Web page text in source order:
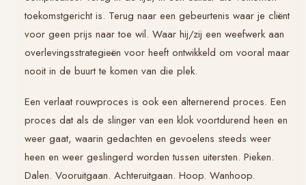
toekomstgericht is. Terug naar een gebeurtenis waar je cliënt
voor geen prijs naar toe wil. Waar hij/zij een weefwerk aan
overlevingsstrategieën voor heeft ontwikkeld om vooral maar
nooit in de buurt te komen van die plek.
Een verlaat rouwproces is ook een alternerend proces. Een
proces dat als de slinger van een klok voortdurend heen en
weer gaat, waarin gedachten en gevoelens steeds weer
heen en weer geslingerd worden tussen uitersten. Pieken.
Dalen. Vooruitgaan. Achteruitgaan. Hoop. Wanhoop.